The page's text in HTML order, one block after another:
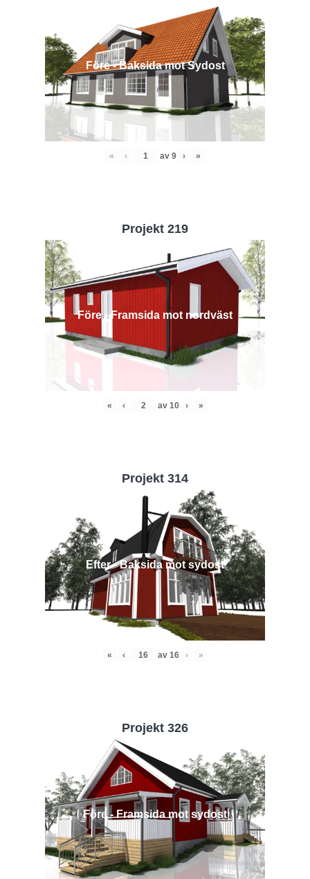
Före - Baksida mot Sydost
« ‹ av 9 › »
Projekt 219
Före - Framsida mot nordväst
« ‹ av 10 › »
Projekt 314
Efter - Baksida mot sydost
« ‹ av 16 › »
Projekt 326
Före - Framsida mot sydost